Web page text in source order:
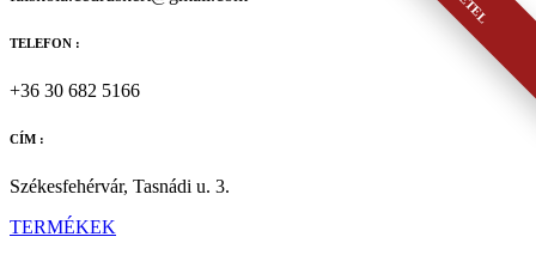
TELEFON :
+36 30 682 5166
CÍM :
Székesfehérvár, Tasnádi u. 3.
TERMÉKEK